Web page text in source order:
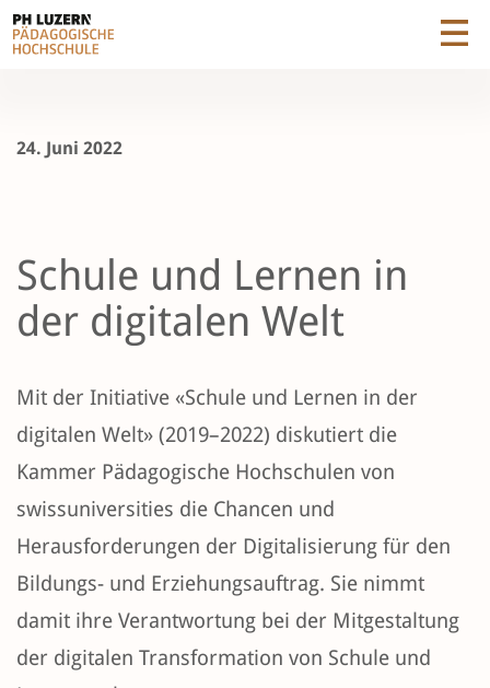
24. Juni 2022
Schule und Lernen in
der digitalen Welt
Mit der Initiative «Schule und Lernen in der
digitalen Welt» (2019–2022) diskutiert die
Kammer Pädagogische Hochschulen von
swissuniversities die Chancen und
Herausforderungen der Digitalisierung für den
Bildungs- und Erziehungsauftrag. Sie nimmt
damit ihre Verantwortung bei der Mitgestaltung
der digitalen Transformation von Schule und